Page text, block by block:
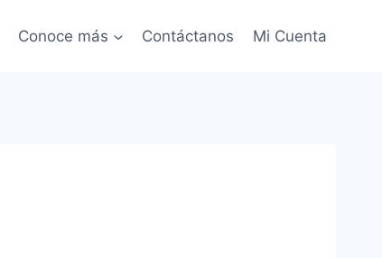
Conoce más Contáctanos Mi Cuenta